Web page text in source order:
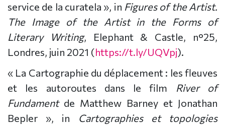
service de la curatela », in Figures of the Artist.
The Image of the Artist in the Forms of
Literary Writing, Elephant & Castle, n°25,
Londres, juin 2021 (https://t.ly/UQVpj).
« La Cartographie du déplacement : les fleuves
et les autoroutes dans le film River of
Fundamentde Matthew Barney et Jonathan
Bepler », in Cartographies et topologies